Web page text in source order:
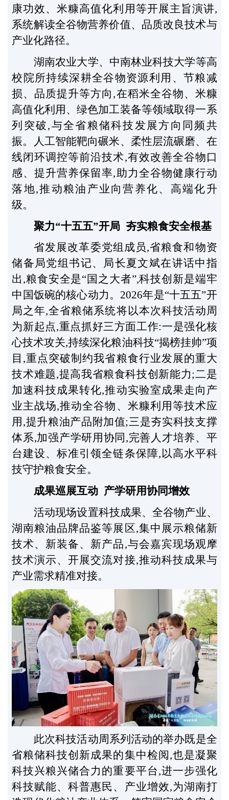
康功效、米糠高值化利用等开展主旨演讲,
系统解读全谷物营养价值、品质改良技术与
产业化路径。
湖南农业大学、中南林业科技大学等高
校院所持续深耕全谷物资源利用、节粮减
损、品质提升等方向,在稻米全谷物、米糠
高值化利用、绿色加工装备等领域取得一系
列突破,与全省粮储科技发展方向同频共
振。人工智能靶向碾米、柔性层流碾磨、在
线闭环调控等前沿技术,有效改善全谷物口
感、提升营养保留率,助力全谷物健康行动
落地,推动粮油产业向营养化、高端化升
级。
聚力“十五五”开局 夯实粮食安全根基
省发展改革委党组成员,省粮食和物资
储备局党组书记、局长夏文斌在讲话中指
出,粮食安全是“国之大者”,科技创新是端牢
中国饭碗的核心动力。2026年是“十五五”开
局之年,全省粮储系统将以本次科技活动周
为新起点,重点抓好三方面工作:一是强化核
心技术攻关,持续深化粮油科技“揭榜挂帅”项
目,重点突破制约我省粮食行业发展的重大
技术难题,提高我省粮食科技创新能力;二是
加速科技成果转化,推动实验室成果走向产
业主战场,推动全谷物、米糠利用等技术应
用,提升粮油产品附加值;三是夯实科技支撑
体系,加强产学研用协同,完善人才培养、平
台建设、标准引领全链条保障,以高水平科
技守护粮食安全。
成果巡展互动 产学研用协同增效
活动现场设置科技成果、全谷物产业、
湖南粮油品牌品鉴等展区,集中展示粮储新
技术、新装备、新产品,与会嘉宾现场观摩
技术演示、开展交流对接,推动科技成果与
产业需求精准对接。
此次科技活动周系列活动的举办既是全
省粮储科技创新成果的集中检阅,也是凝聚
科技兴粮兴储合力的重要平台,进一步强化
科技赋能、科普惠民、产业增效,为湖南打